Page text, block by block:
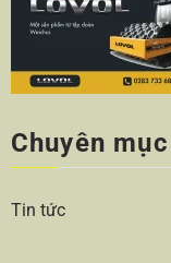
Chuyên mục
Tin tức